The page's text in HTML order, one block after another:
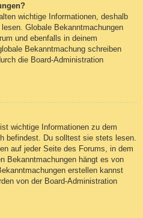
wichtige Informationen, deshalb
Globale Bekanntmachungen
und ebenfalls in deinem
Bekanntmachung schreiben
die Board-Administration
wichtige Informationen zu dem
befindest. Du solltest sie stets lesen.
auf jeder Seite des Forums, in dem
Bekanntmachungen hängt es von
erstellen kannst
von der Board-Administration